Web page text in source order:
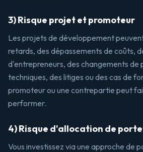
3) Risque projet et promoteur
Les projets de développement
retards, des dépassements de coûts,
d'entrepreneurs, des changements de
techniques, des litiges ou des cas de
promoteur ou une contrepartie peut
performer.
4) Risque d'allocation de
Vous investissez via une approche de